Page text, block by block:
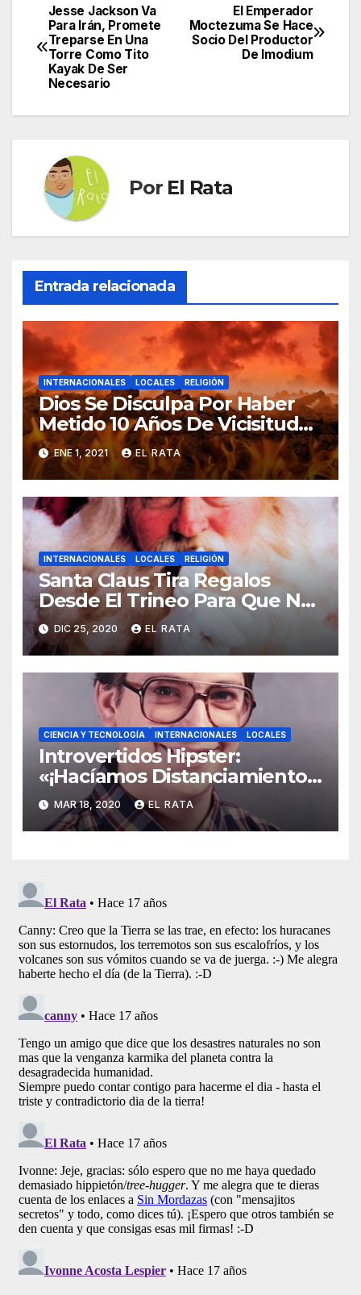
Navegación
de
entradas
El Emperador
Moctezuma Se Hace
Socio Del Productor
De Imodium
Jesse Jackson Va
Para Irán, Promete
Treparse En Una
Torre Como Tito
Kayak De Ser
Necesario
Por El Rata
Entrada relacionada
INTERNACIONALES LOCALES RELIGIÓN
Dios Se Disculpa Por Haber
Metido 10 Años De Vicisitudes
En El 2020
ENE 1, 2021 EL RATA
INTERNACIONALES LOCALES RELIGIÓN
Santa Claus Tira Regalos
Desde El Trineo Para Que No
Se Le Pegue El COVID-19
DIC 25, 2020 EL RATA
CIENCIA Y TECNOLOGÍA INTERNACIONALES LOCALES
Introvertidos Hipster:
«¡Hacíamos Distanciamiento
Social Antes De Que El
Coronavirus Lo Hiciera Cool!»
MAR 18, 2020 EL RATA